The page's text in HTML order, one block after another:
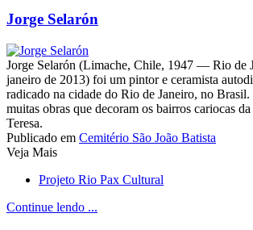
Jorge Selarón
Jorge Selarón (Limache, Chile, 1947 — Rio de
janeiro de 2013) foi um pintor e ceramista
radicado na cidade do Rio de Janeiro, no
muitas obras que decoram os bairros cariocas
Teresa.
Publicado em Cemitério São João Batista
Veja Mais
Projeto Rio Pax Cultural
Continue lendo ...